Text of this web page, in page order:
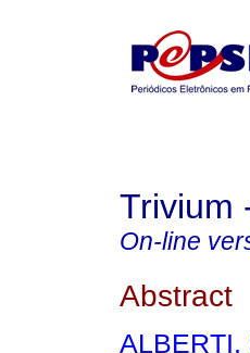
Trivium
On-line
Abstract
ALBERTI,